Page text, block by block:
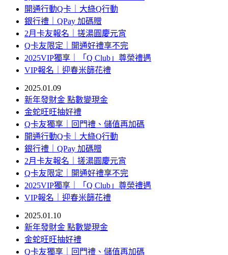
開通行動Q卡｜大綠Q行動
銀行禮｜QPay 加碼贈
2月卡友報名｜搓湯圓慶元宵
Q卡友限定｜開通好禮享不完
2025VIP獨享｜「Q Club」尊榮禮遇
VIP報名｜迎春米篩花禮
2025.01.09
新年發財金 點數變現金
金蛇旺旺抽好禮
Q卡友獨享｜回門禮、儲值再加碼
開通行動Q卡｜大綠Q行動
銀行禮｜QPay 加碼贈
2月卡友報名｜搓湯圓慶元宵
Q卡友限定｜開通好禮享不完
2025VIP獨享｜「Q Club」尊榮禮遇
VIP報名｜迎春米篩花禮
2025.01.10
新年發財金 點數變現金
金蛇旺旺抽好禮
Q卡友獨享｜回門禮、儲值再加碼